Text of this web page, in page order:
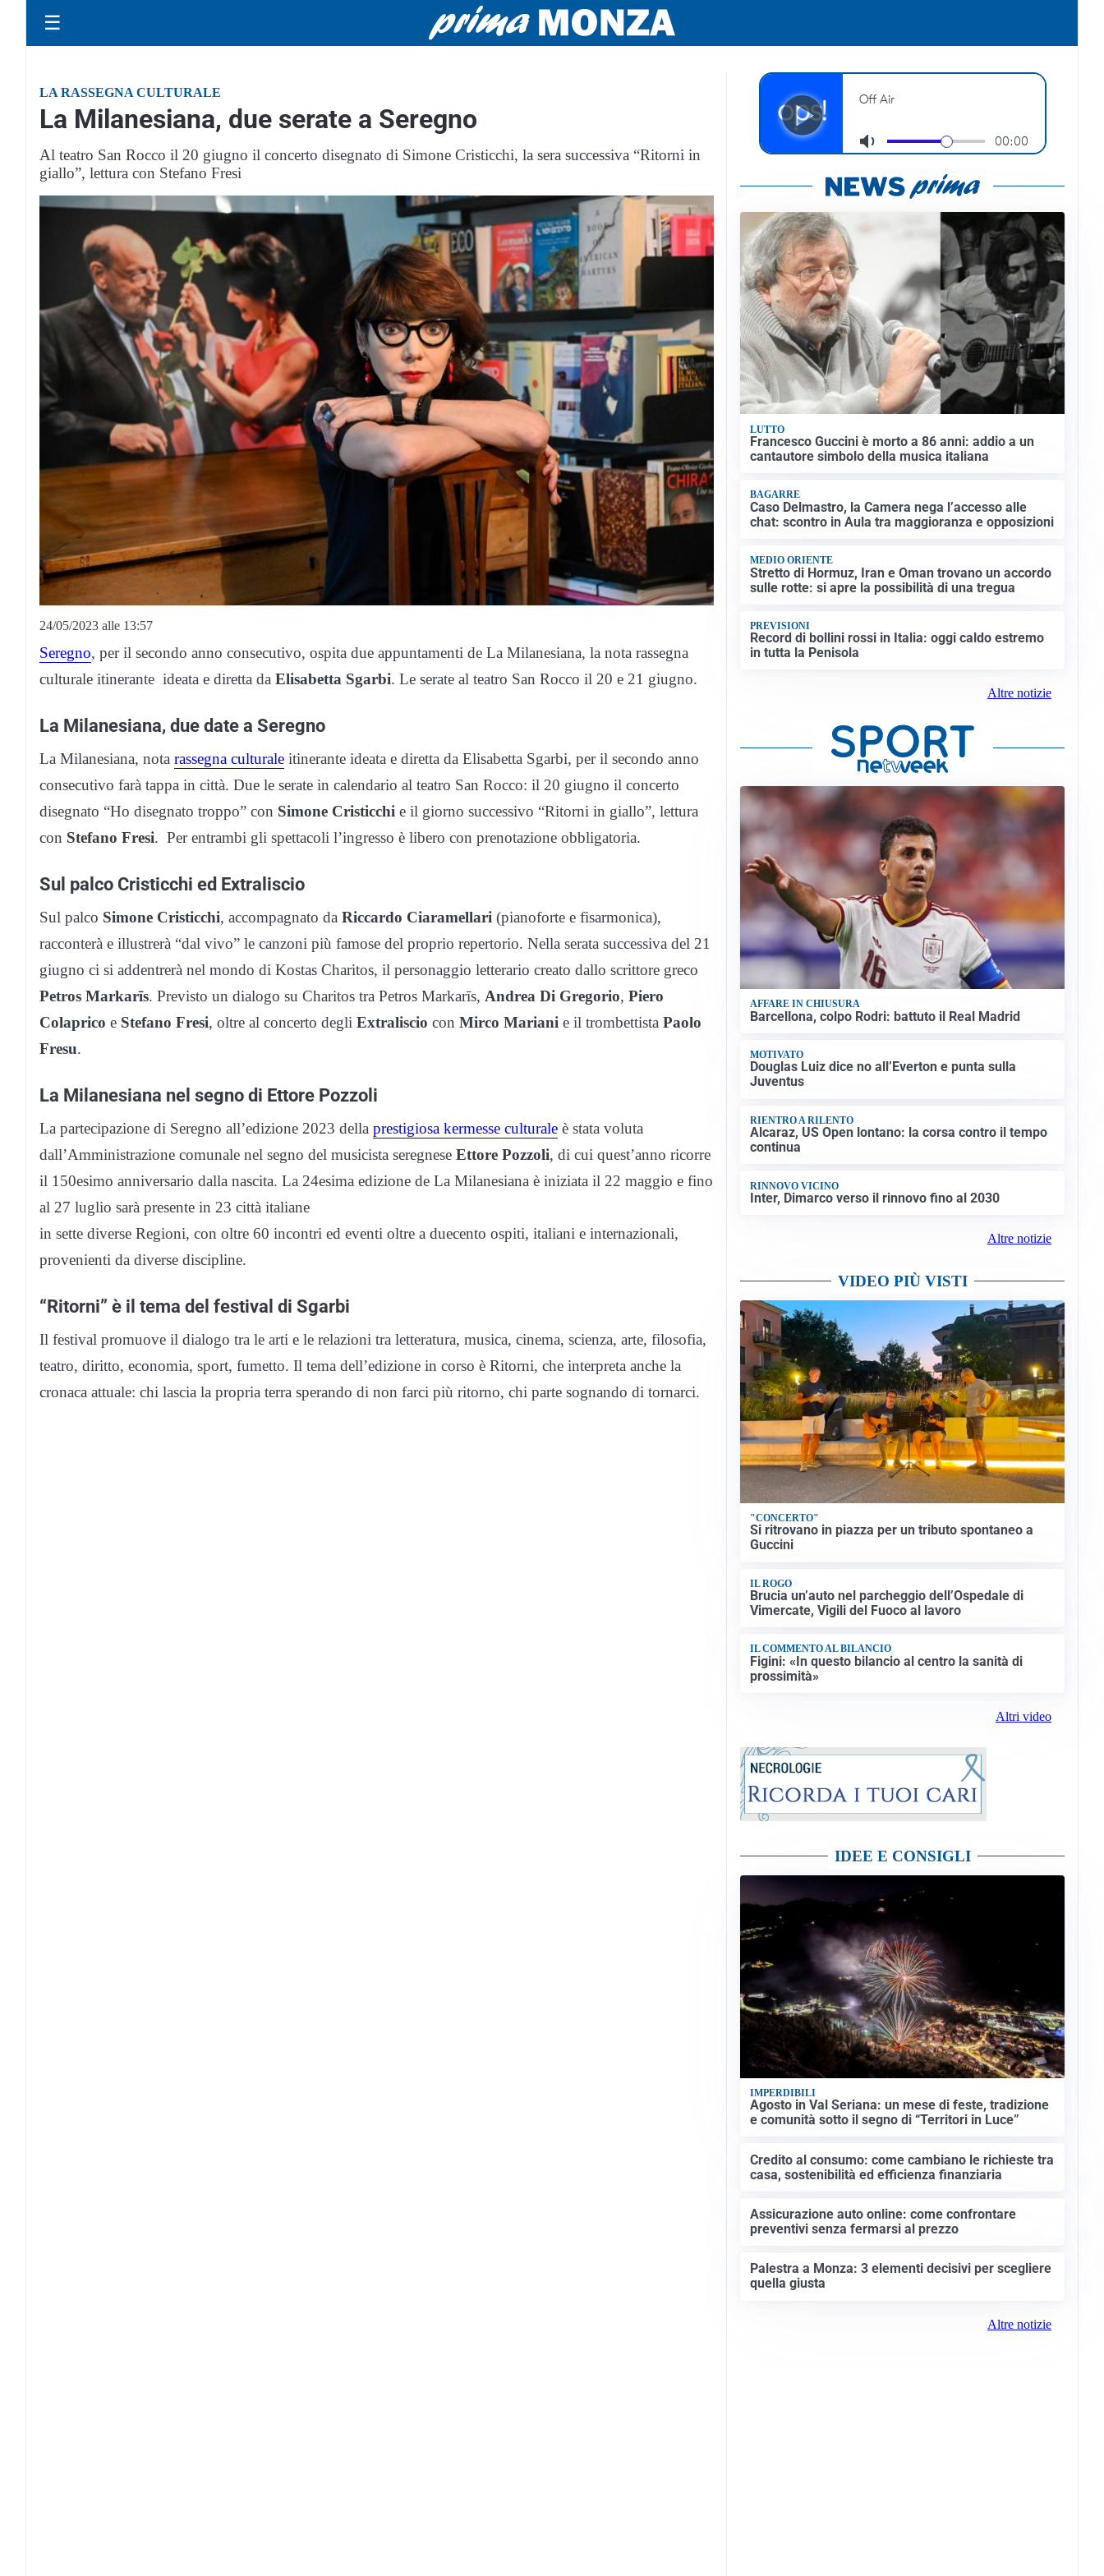
☰
LA RASSEGNA CULTURALE
La Milanesiana, due serate a Seregno
Al teatro San Rocco il 20 giugno il concerto disegnato di Simone Cristicchi, la sera successiva “Ritorni in
giallo”, lettura con Stefano Fresi
24/05/2023 alle 13:57
Seregno, per il secondo anno consecutivo, ospita due appuntamenti de La Milanesiana, la nota rassegna
culturale itinerante ideata e diretta da Elisabetta Sgarbi. Le serate al teatro San Rocco il 20 e 21 giugno.
La Milanesiana, due date a Seregno
La Milanesiana, nota rassegna culturale itinerante ideata e diretta da Elisabetta Sgarbi, per il secondo anno
consecutivo farà tappa in città. Due le serate in calendario al teatro San Rocco: il 20 giugno il concerto
disegnato “Ho disegnato troppo” con Simone Cristicchi e il giorno successivo “Ritorni in giallo”, lettura
con Stefano Fresi. Per entrambi gli spettacoli l’ingresso è libero con prenotazione obbligatoria.
Sul palco Cristicchi ed Extraliscio
Sul palco Simone Cristicchi, accompagnato da Riccardo Ciaramellari (pianoforte e fisarmonica),
racconterà e illustrerà “dal vivo” le canzoni più famose del proprio repertorio. Nella serata successiva del 21
giugno ci si addentrerà nel mondo di Kostas Charitos, il personaggio letterario creato dallo scrittore greco
Petros Markarīs. Previsto un dialogo su Charitos tra Petros Markarīs, Andrea Di Gregorio, Piero
Colaprico e Stefano Fresi, oltre al concerto degli Extraliscio con Mirco Mariani e il trombettista Paolo
Fresu.
La Milanesiana nel segno di Ettore Pozzoli
La partecipazione di Seregno all’edizione 2023 della prestigiosa kermesse culturale è stata voluta
dall’Amministrazione comunale nel segno del musicista seregnese Ettore Pozzoli, di cui quest’anno ricorre
il 150esimo anniversario dalla nascita. La 24esima edizione de La Milanesiana è iniziata il 22 maggio e fino
al 27 luglio sarà presente in 23 città italiane
in sette diverse Regioni, con oltre 60 incontri ed eventi oltre a duecento ospiti, italiani e internazionali,
provenienti da diverse discipline.
“Ritorni” è il tema del festival di Sgarbi
Il festival promuove il dialogo tra le arti e le relazioni tra letteratura, musica, cinema, scienza, arte, filosofia,
teatro, diritto, economia, sport, fumetto. Il tema dell’edizione in corso è Ritorni, che interpreta anche la
cronaca attuale: chi lascia la propria terra sperando di non farci più ritorno, chi parte sognando di tornarci.
LUTTO
Francesco Guccini è morto a 86 anni: addio a un
cantautore simbolo della musica italiana
BAGARRE
Caso Delmastro, la Camera nega l’accesso alle
chat: scontro in Aula tra maggioranza e opposizioni
MEDIO ORIENTE
Stretto di Hormuz, Iran e Oman trovano un accordo
sulle rotte: si apre la possibilità di una tregua
PREVISIONI
Record di bollini rossi in Italia: oggi caldo estremo
in tutta la Penisola
Altre notizie
AFFARE IN CHIUSURA
Barcellona, colpo Rodri: battuto il Real Madrid
MOTIVATO
Douglas Luiz dice no all’Everton e punta sulla
Juventus
RIENTRO A RILENTO
Alcaraz, US Open lontano: la corsa contro il tempo
continua
RINNOVO VICINO
Inter, Dimarco verso il rinnovo fino al 2030
Altre notizie
VIDEO PIÙ VISTI
"CONCERTO"
Si ritrovano in piazza per un tributo spontaneo a
Guccini
IL ROGO
Brucia un’auto nel parcheggio dell’Ospedale di
Vimercate, Vigili del Fuoco al lavoro
IL COMMENTO AL BILANCIO
Figini: «In questo bilancio al centro la sanità di
prossimità»
Altri video
IDEE E CONSIGLI
IMPERDIBILI
Agosto in Val Seriana: un mese di feste, tradizione
e comunità sotto il segno di “Territori in Luce”
Credito al consumo: come cambiano le richieste tra
casa, sostenibilità ed efficienza finanziaria
Assicurazione auto online: come confrontare
preventivi senza fermarsi al prezzo
Palestra a Monza: 3 elementi decisivi per scegliere
quella giusta
Altre notizie